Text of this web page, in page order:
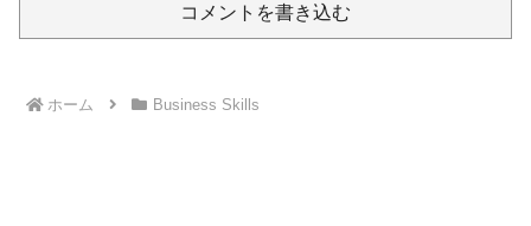
コメントを書き込む
ホーム Business Skills